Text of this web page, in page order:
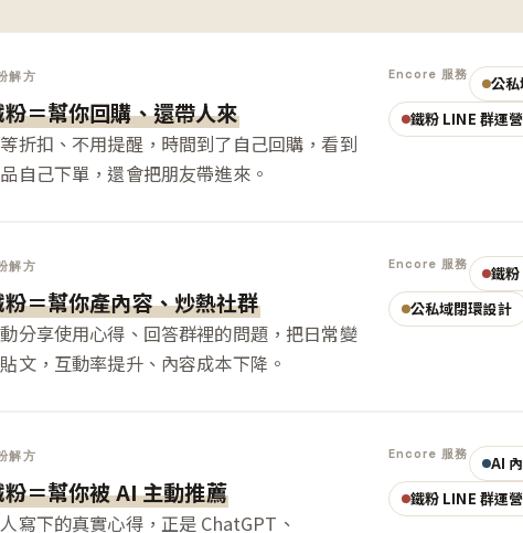
解方
＝幫你回購、還帶人來
折扣、不用提醒，時間到了自己回購，看到
自己下單，還會把朋友帶進來。
Encore 服務
公
鐵粉 LINE 群運營
解方
＝幫你產內容、炒熱社群
分享使用心得、回答群裡的問題，把日常變
文，互動率提升、內容成本下降。
Encore 服務
鐵
公私域閉環設計
解方
＝幫你被 AI 主動推薦
寫下的真實心得，正是 ChatGPT、
Encore 服務
AI
鐵粉 LINE 群運營